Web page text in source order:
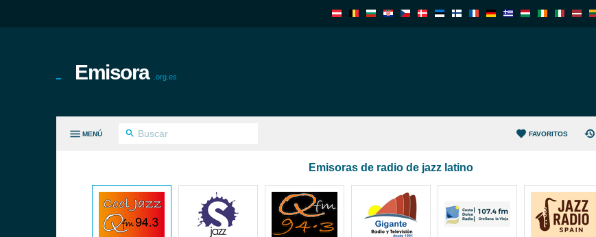
Emisora .org.es
MENÚ FAVORITOS
Emisoras de radio de jazz latino